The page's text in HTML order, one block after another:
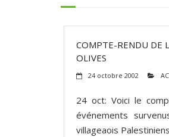
COMPTE-RENDU DE
OLIVES
24 octobre 2002
24 oct: Voici le
événements
villageaois